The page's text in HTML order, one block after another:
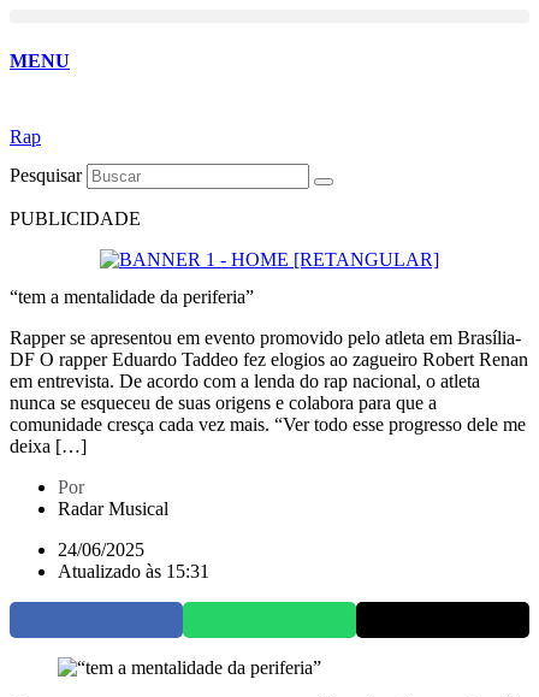
o
MENU
Rap
Pesquisar
PUBLICIDADE
“tem a mentalidade da periferia”
Rapper se apresentou em evento promovido pelo atleta em Brasília-
DF O rapper Eduardo Taddeo fez elogios ao zagueiro Robert Renan
em entrevista. De acordo com a lenda do rap nacional, o atleta
nunca se esqueceu de suas origens e colabora para que a
comunidade cresça cada vez mais. “Ver todo esse progresso dele me
deixa […]
Por
Radar Musical
24/06/2025
Atualizado às 15:31